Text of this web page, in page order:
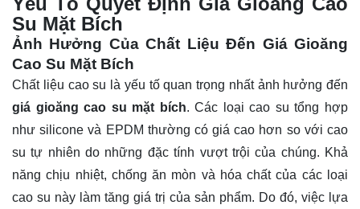
Su Mặt Bích
Ảnh Hưởng Của Chất Liệu Đến Giá Gioăng
Cao Su Mặt Bích
Chất liệu cao su là yếu tố quan trọng nhất ảnh hưởng đến
giá gioăng cao su mặt bích. Các loại cao su tổng hợp
như silicone và EPDM thường có giá cao hơn so với cao
su tự nhiên do những đặc tính vượt trội của chúng. Khả
năng chịu nhiệt, chống ăn mòn và hóa chất của các loại
cao su này làm tăng giá trị của sản phẩm. Do đó, việc lựa